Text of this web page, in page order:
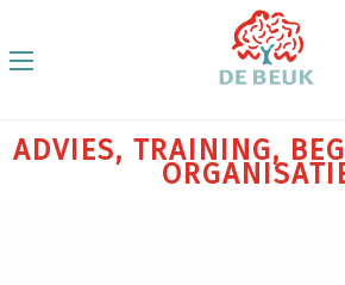
ADVIES, TRAINING,